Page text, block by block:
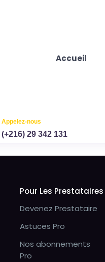
Accueil
Appelez-nous
(+216) 29 342 131
Pour Les Prestataires
Devenez Prestataire
Astuces Pro
Nos abonnements
Pro